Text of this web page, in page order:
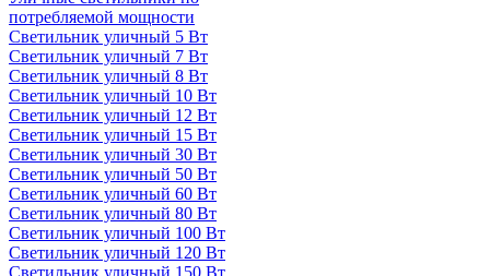
потребляемой мощности
Светильник уличный 5 Вт
Светильник уличный 7 Вт
Светильник уличный 8 Вт
Светильник уличный 10 Вт
Светильник уличный 12 Вт
Светильник уличный 15 Вт
Светильник уличный 30 Вт
Светильник уличный 50 Вт
Светильник уличный 60 Вт
Светильник уличный 80 Вт
Светильник уличный 100 Вт
Светильник уличный 120 Вт
Светильник уличный 150 Вт